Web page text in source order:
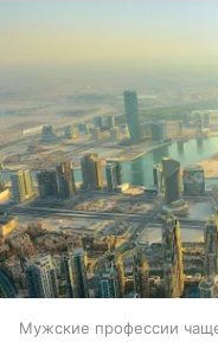
Мужские профессии